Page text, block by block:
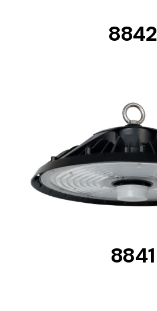
8842
DETAILS
8841